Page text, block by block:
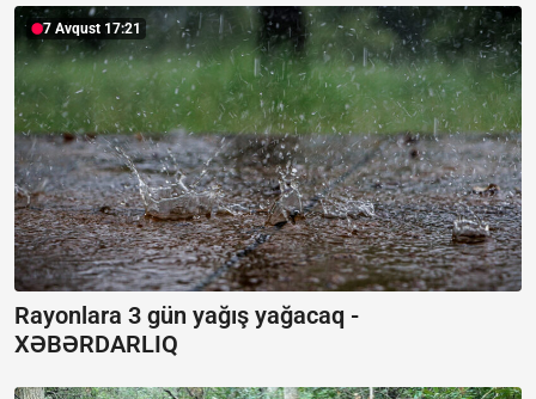
7 Avqust 17:21
Rayonlara 3 gün yağış yağacaq -
XƏBƏRDARLIQ